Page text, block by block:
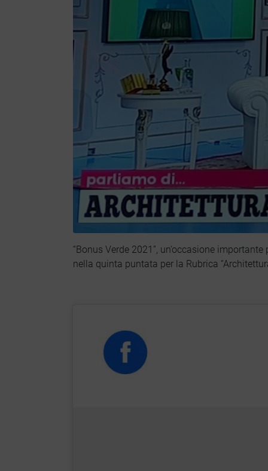
“Bonus Verde 2021”, un’occasione
nella quinta puntata per la Rubrica